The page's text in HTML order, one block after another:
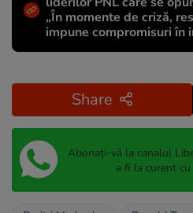
„În momente de criză,
impune compromisuri în
Share
Abonați-vă la canalul
a fi la curent